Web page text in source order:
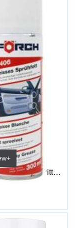
White Grease/Fett Hvitt S406 300Ml